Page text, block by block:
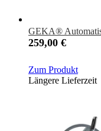
GEKA®
259,00 €
Zum Produkt
Längere Lieferzeit